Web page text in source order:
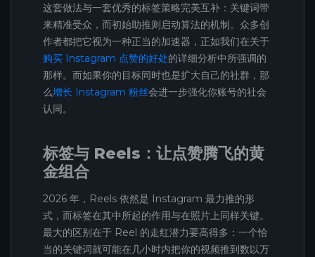
这套做法与一套优秀的标签策略完美互补：关键词带
来精准受众，而初始助推则启动算法的机制。众多创
作者都把它视为一种正当的加速器，正如我们在关于
购买 Instagram 点赞的好处的详细分析中所强调的
那样。而如果你的目标同时也是扩大自己的社群，那
么增长 Instagram 粉丝会进一步强化你账号的社会
认同。
标签与 Reels：让点赞腾飞的黄
金组合
2026 年，Reels 依然是 Instagram 最力推的形
式，而标签在其中所起的作用与在照片上同样关键。
最大的区别在于 Reel 的走红潜力要高得多：一个恰
当的关键词就可能在几小时内把你的视频推到数以万